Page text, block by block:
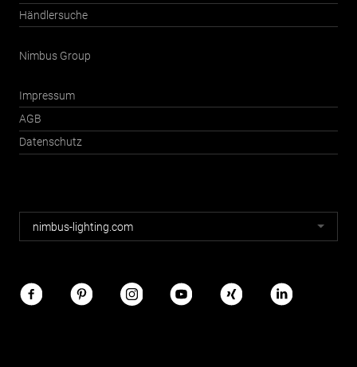
Händlersuche
Nimbus Group
Impressum
AGB
Datenschutz
Nimbus
Webseiten
nimbus-lighting.com
Nimbus
im